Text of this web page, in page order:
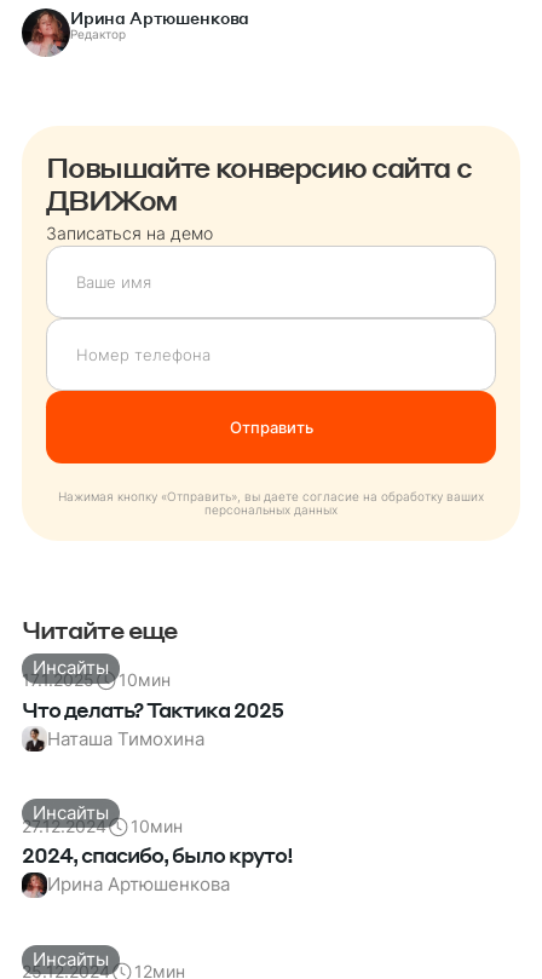
Ирина Артюшенкова
Редактор
Повышайте конверсию сайта с
ДВИЖом
Записаться на демо
Нажимая кнопку «Отправить», вы даете согласие на обработку ваших
персональных данных
Читайте еще
17.1.2025 10мин
Что делать? Тактика 2025
Наташа Тимохина
Инсайты
27.12.2024 10мин
2024, спасибо, было круто!
Ирина Артюшенкова
Инсайты
25.12.2024 12мин
Инсайты